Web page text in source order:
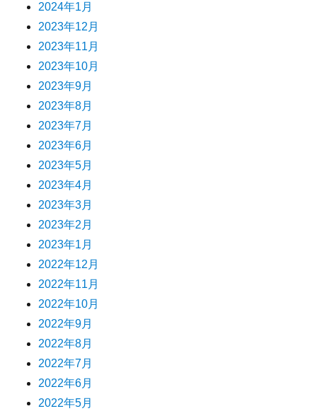
2024年1月
2023年12月
2023年11月
2023年10月
2023年9月
2023年8月
2023年7月
2023年6月
2023年5月
2023年4月
2023年3月
2023年2月
2023年1月
2022年12月
2022年11月
2022年10月
2022年9月
2022年8月
2022年7月
2022年6月
2022年5月